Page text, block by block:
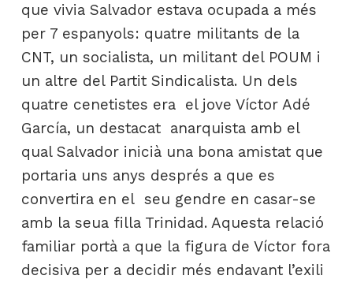
que vivia Salvador estava ocupada a més
per 7 espanyols: quatre militants de la
CNT, un socialista, un militant del POUM i
un altre del Partit Sindicalista. Un dels
quatre cenetistes era el jove Víctor Adé
García, un destacat anarquista amb el
qual Salvador inicià una bona amistat que
portaria uns anys després a que es
convertira en el seu gendre en casar-se
amb la seua filla Trinidad. Aquesta relació
familiar portà a que la figura de Víctor fora
decisiva per a decidir més endavant l’exili